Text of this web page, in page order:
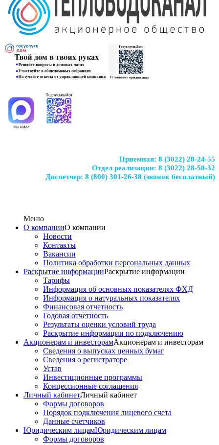
Приемная: 8 (3022) 28-24-55
Отдел реализации: 8 (3022) 28-50-32
Диспетчер: 8 (800) 301-26-38 (звонок бесплатный)
Меню
О компанииО компании
Новости
Контакты
Вакансии
Политика обработки персональных данных
Раскрытие информацииРаскрытие информации
Тарифы
Информация об основных показателях ФХД
Информация о натуральных показателях
Финансовая отчетность
Годовая отчетность
Результаты оценки условий труда
Раскрытие информации по подключению
Акционерам и инвесторамАкционерам и инвесторам
Сведения о выпусках ценных бумаг
Сведения о регистраторе
Устав
Инвестиционные программы
Концессионные соглашения
Личный кабинетЛичный кабинет
Формы договоров
Порядок подключения лицевого счета
Данные счетчиков
Юридическим лицамЮридическим лицам
Формы договоров